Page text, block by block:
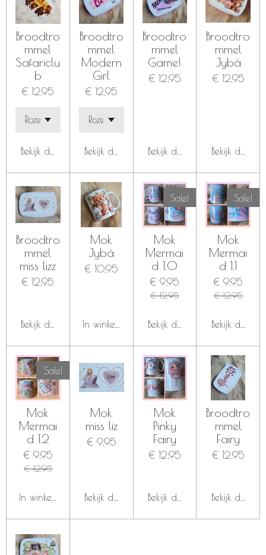
Broodtro
mmel
Safariclu
b
€ 12,95
Bekijk details
Broodtro
mmel
Modern
Girl
€ 12,95
Bekijk details
Broodtro
mmel
Game!
€ 12,95
Bekijk details
Broodtro
mmel
Jybá
€ 12,95
Bekijk details
Broodtro
mmel
miss lizz
€ 12,95
Bekijk details
Mok
Jybá
€ 10,95
In winkelwagen
Sale!
Mok
Mermai
d 1.0
€ 9,95
€ 12,95
Bekijk details
Sale!
Mok
Mermai
d 1.1
€ 9,95
€ 12,95
Bekijk details
Sale!
Mok
Mermai
d 1.2
€ 9,95
€ 12,95
In winkelwagen
Mok
miss liz
€ 9,95
Bekijk details
Mok
Pinky
Fairy
€ 12,95
Bekijk details
Broodtro
mmel
Fairy
€ 12,95
Bekijk details